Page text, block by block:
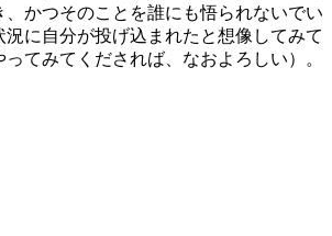
かつそのことを誰にも悟られないでい
況に自分が投げ込まれたと想像してみて
てみてくだされば、なおよろしい）。